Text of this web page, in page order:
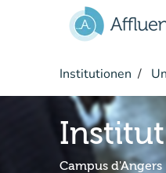
Institutionen
Campus d'Angers